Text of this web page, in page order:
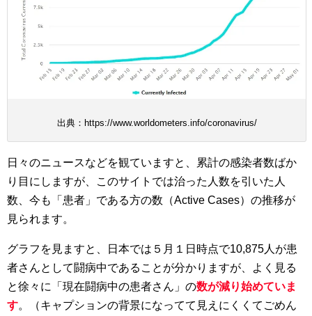
出典：https://www.worldometers.info/coronavirus/
日々のニュースなどを観ていますと、累計の感染者数ばか
り目にしますが、このサイトでは治った人数を引いた人
数、今も「患者」である方の数（Active Cases）の推移が
見られます。
グラフを見ますと、日本では５月１日時点で10,875人が患
者さんとして闘病中であることが分かりますが、よく見る
と徐々に「現在闘病中の患者さん」の数が減り始めていま
す。（キャプションの背景になってて見えにくくてごめん